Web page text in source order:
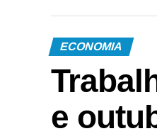
ECONOMIA
e